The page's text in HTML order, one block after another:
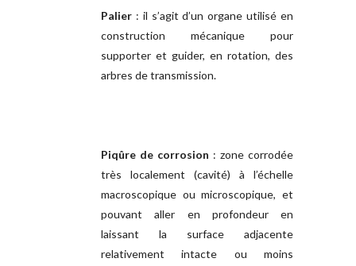
Palier : il s’agit d’un organe utilisé en
construction mécanique pour
supporter et guider, en rotation, des
arbres de transmission.
Piqûre de corrosion : zone corrodée
très localement (cavité) à l’échelle
macroscopique ou microscopique, et
pouvant aller en profondeur en
laissant la surface adjacente
relativement intacte ou moins